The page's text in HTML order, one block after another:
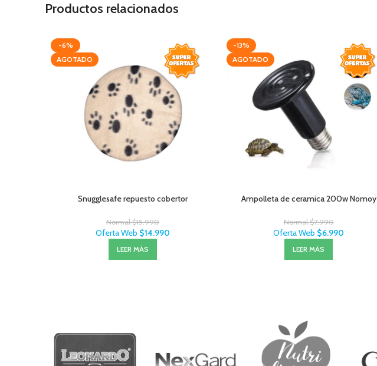
Productos relacionados
-6%
AGOTADO
Snugglesafe repuesto cobertor
Normal$15.990
Oferta Web $14.990
LEER MÁS
-13%
AGOTADO
Ampolleta de ceramica 200w Nomoy
Normal$7.990
Oferta Web $6.990
LEER MÁS